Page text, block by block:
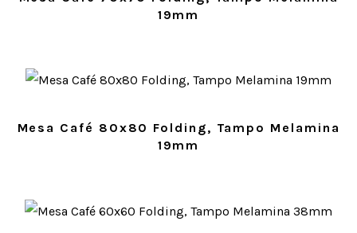
19mm
Mesa Café 80x80 Folding, Tampo Melamina
19mm